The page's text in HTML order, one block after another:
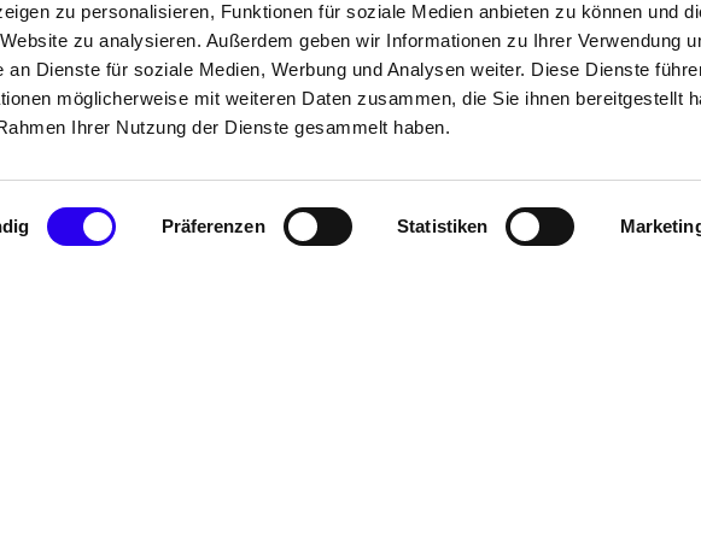
zu personalisieren, Funktionen für soziale Medien anbieten zu können und
zu analysieren. Außerdem geben wir Informationen zu Ihrer Verwendung
an Dienste für soziale Medien, Werbung und Analysen weiter. Diese Dienste
möglicherweise mit weiteren Daten zusammen, die Sie ihnen bereitgestellt
Ihrer Nutzung der Dienste gesammelt haben.
Präferenzen Statistiken
der dena schafft
CO2-Emissionen,
und laufende Tank-
Rund 50 Akteure aus Energie- und
Digitalwirtschaft fordern den Aufbau
von Data Spaces. Das gemeinsame
Ziel: die Energiewende beschleunigen,
Kosten senken und die digitale
Souveränität in Deutschland...